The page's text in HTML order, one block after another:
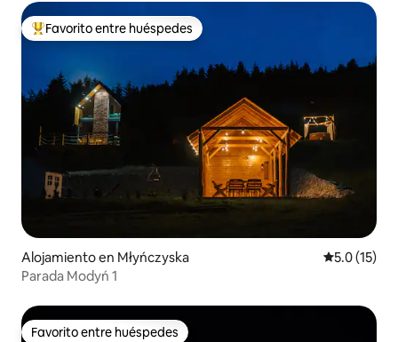
Favorito entre huéspedes preferido
Favorito entre huéspedes
Alojamiento en Młyńczyska Calificación
5.0 (15)
Parada Modyń 1
Favorito entre huéspedes